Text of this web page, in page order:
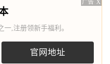
广告 X
一,注册领新手福利。
官网地址